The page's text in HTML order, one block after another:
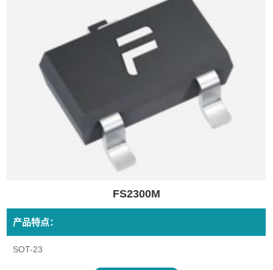
FS2300M
产品特点：
SOT-23